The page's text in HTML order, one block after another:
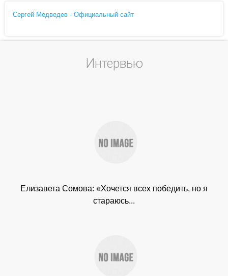
Сергей Медведев - Официальный сайт
Интервью
Елизавета Сомова: «Хочется всех победить, но я
стараюсь...